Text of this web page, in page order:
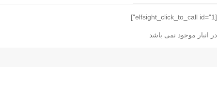
[elfsight_click_to_call id="1"]
در انبار موجود نمی باشد